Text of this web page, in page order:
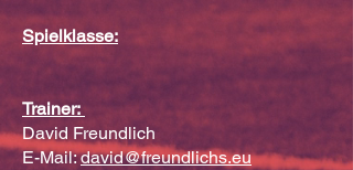
Spielklasse:
Trainer:
David Freundlich
E-Mail:david@freundlichs.eu